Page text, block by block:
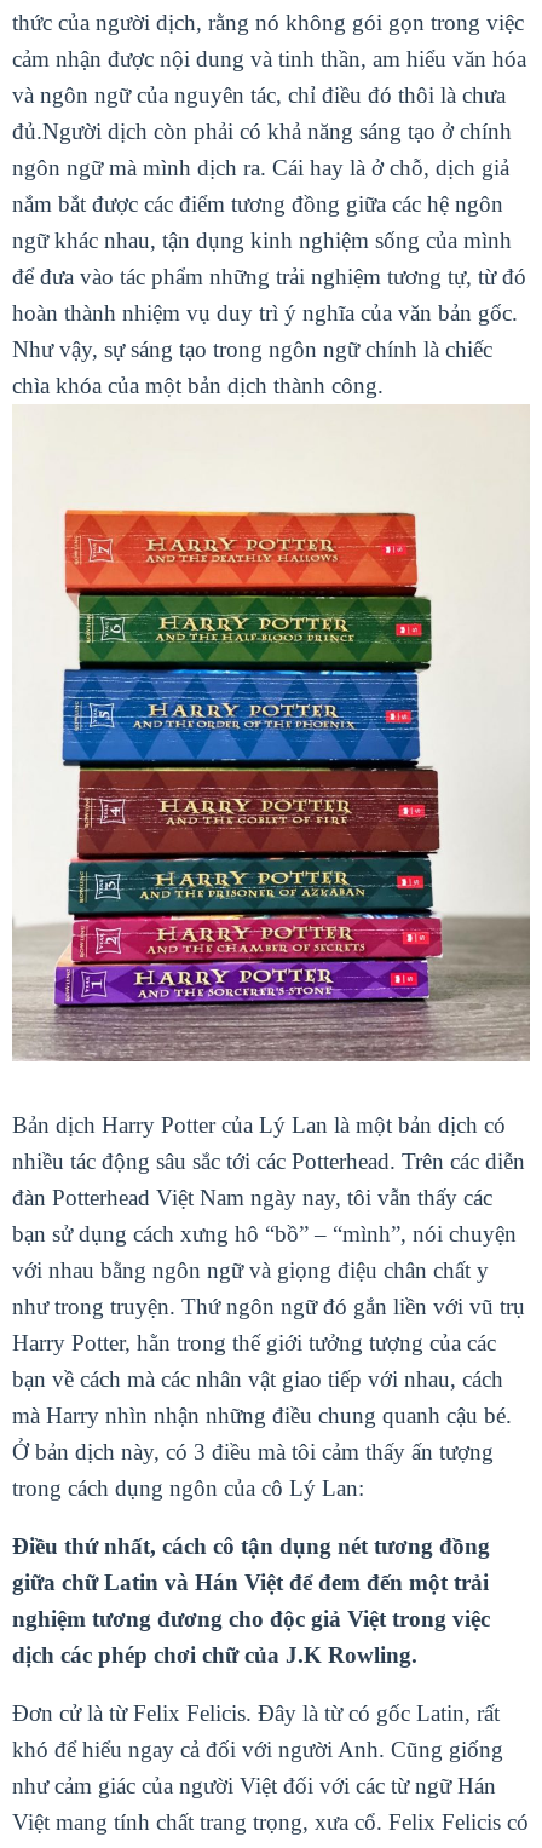
thức của người dịch, rằng nó không gói gọn trong việc
cảm nhận được nội dung và tinh thần, am hiểu văn hóa
và ngôn ngữ của nguyên tác, chỉ điều đó thôi là chưa
đủ.Người dịch còn phải có khả năng sáng tạo ở chính
ngôn ngữ mà mình dịch ra. Cái hay là ở chỗ, dịch giả
nắm bắt được các điểm tương đồng giữa các hệ ngôn
ngữ khác nhau, tận dụng kinh nghiệm sống của mình
để đưa vào tác phẩm những trải nghiệm tương tự, từ đó
hoàn thành nhiệm vụ duy trì ý nghĩa của văn bản gốc.
Như vậy, sự sáng tạo trong ngôn ngữ chính là chiếc
chìa khóa của một bản dịch thành công.
Bản dịch Harry Potter của Lý Lan là một bản dịch có
nhiều tác động sâu sắc tới các Potterhead. Trên các diễn
đàn Potterhead Việt Nam ngày nay, tôi vẫn thấy các
bạn sử dụng cách xưng hô “bồ” – “mình”, nói chuyện
với nhau bằng ngôn ngữ và giọng điệu chân chất y
như trong truyện. Thứ ngôn ngữ đó gắn liền với vũ trụ
Harry Potter, hằn trong thế giới tưởng tượng của các
bạn về cách mà các nhân vật giao tiếp với nhau, cách
mà Harry nhìn nhận những điều chung quanh cậu bé.
Ở bản dịch này, có 3 điều mà tôi cảm thấy ấn tượng
trong cách dụng ngôn của cô Lý Lan:
Điều thứ nhất, cách cô tận dụng nét tương đồng
giữa chữ Latin và Hán Việt để đem đến một trải
nghiệm tương đương cho độc giả Việt trong việc
dịch các phép chơi chữ của J.K Rowling.
Đơn cử là từ Felix Felicis. Đây là từ có gốc Latin, rất
khó để hiểu ngay cả đối với người Anh. Cũng giống
như cảm giác của người Việt đối với các từ ngữ Hán
Việt mang tính chất trang trọng, xưa cổ. Felix Felicis có